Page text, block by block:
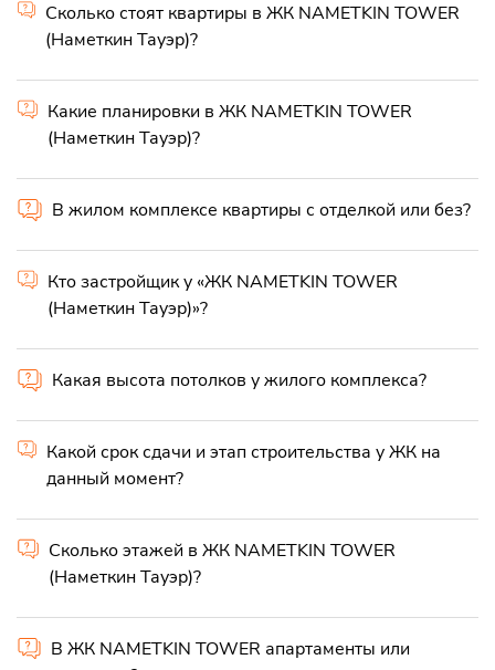
Сколько стоят квартиры в ЖК NAMETKIN TOWER
(Наметкин Тауэр)?
Какие планировки в ЖК NAMETKIN TOWER
(Наметкин Тауэр)?
В жилом комплексе квартиры с отделкой или без?
Кто застройщик у «ЖК NAMETKIN TOWER
(Наметкин Тауэр)»?
Какая высота потолков у жилого комплекса?
Какой срок сдачи и этап строительства у ЖК на
данный момент?
Сколько этажей в ЖК NAMETKIN TOWER
(Наметкин Тауэр)?
В ЖК NAMETKIN TOWER апартаменты или